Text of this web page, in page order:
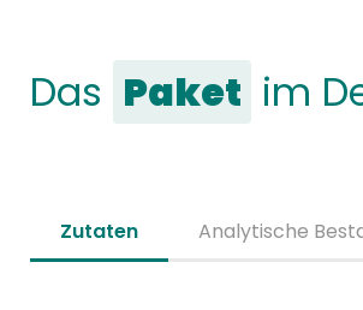
Das Paket im
Zutaten Analytische